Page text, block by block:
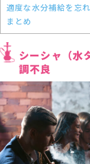
適度な水分補給を忘
まとめ
シーシャ（水
調不良